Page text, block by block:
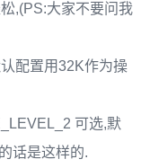
,(PS:大家不要问我
配置用32K作为操
可选,默
话是这样的.